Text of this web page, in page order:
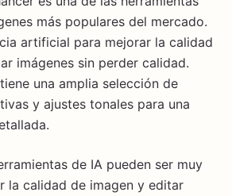
más populares del mercado.
artificial para mejorar la calidad
imágenes sin perder calidad.
una amplia selección de
y ajustes tonales para una
de IA pueden ser muy
la calidad de imagen y editar